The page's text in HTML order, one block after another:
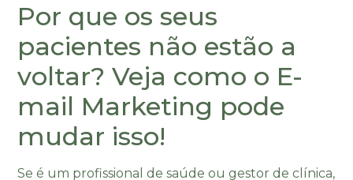
Por que os seus
pacientes não estão a
voltar? Veja como o E-
mail Marketing pode
mudar isso!
Se é um profissional de saúde ou gestor de clínica,